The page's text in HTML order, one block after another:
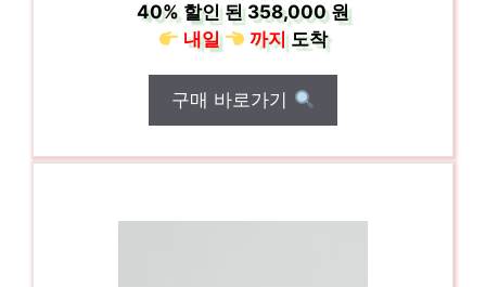
40%할인 된358,000 원
내일
까지도착
구매 바로가기